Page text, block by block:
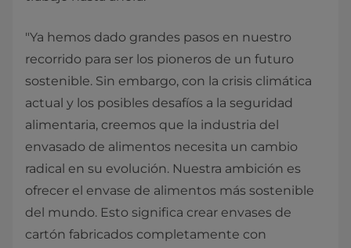
"Ya hemos dado grandes pasos en nuestro
recorrido para ser los pioneros de un futuro
sostenible. Sin embargo, con la crisis climática
actual y los posibles desafíos a la seguridad
alimentaria, creemos que la industria del
envasado de alimentos necesita un cambio
radical en su evolución. Nuestra ambición es
ofrecer el envase de alimentos más sostenible
del mundo. Esto significa crear envases de
cartón fabricados completamente con